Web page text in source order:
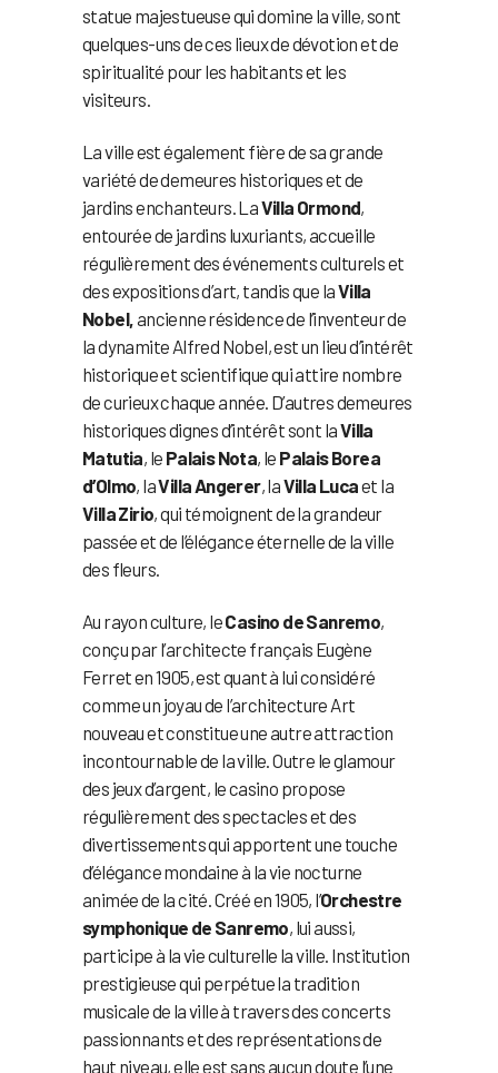
statue majestueuse qui domine la ville, sont
quelques-uns de ces lieux de dévotion et de
spiritualité pour les habitants et les
visiteurs.
La ville est également fière de sa grande
variété de demeures historiques et de
jardins enchanteurs. LaVilla Ormond,
entourée de jardins luxuriants, accueille
régulièrement des événements culturels et
des expositions d’art, tandis que laVilla
Nobel, ancienne résidence de l’inventeur de
la dynamite Alfred Nobel, est un lieu d’intérêt
historique et scientifique qui attire nombre
de curieux chaque année. D’autres demeures
historiques dignes d’intérêt sont laVilla
Matutia, le Palais Nota, le Palais Borea
d’Olmo, laVilla Angerer, laVilla Lucaet la
Villa Zirio, qui témoignent de la grandeur
passée et de l’élégance éternelle de la ville
des fleurs.
Au rayon culture, leCasino de Sanremo,
conçu par l’architecte français Eugène
Ferret en 1905, est quant à lui considéré
comme un joyau de l’architecture Art
nouveau et constitue une autre attraction
incontournable de la ville. Outre le glamour
des jeux d’argent, le casino propose
régulièrement des spectacles et des
divertissements qui apportent une touche
d’élégance mondaine à la vie nocturne
animée de la cité. Créé en 1905, l’Orchestre
symphonique de Sanremo, lui aussi,
participe à la vie culturelle la ville. Institution
prestigieuse qui perpétue la tradition
musicale de la ville à travers des concerts
passionnants et des représentations de
haut niveau, elle est sans aucun doute l’une